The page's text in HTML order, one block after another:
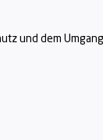
und dem